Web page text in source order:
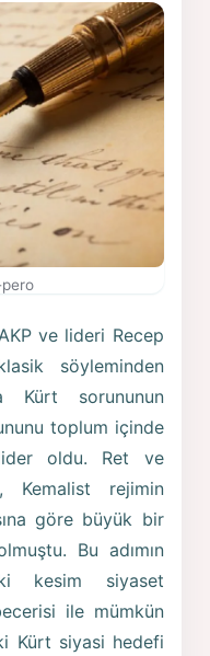
ve lideri Recep
söyleminden
Kürt sorununun
toplum içinde
oldu. Ret ve
Kemalist rejimin
göre büyük bir
Bu adımın
kesim siyaset
ile mümkün
Kürt siyasi hedefi